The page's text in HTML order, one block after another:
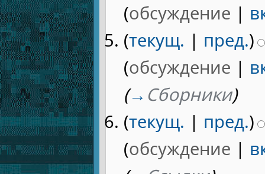
(обсуждение |
(текущ. | пред.)
(обсуждение |
(→ Сборники)
(текущ. | пред.)
(обсуждение |